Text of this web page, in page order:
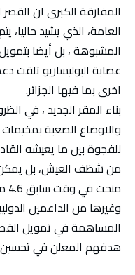
المفارقة الكبرى ان
العامة، الذي يشيد
المشبوهة ، بل أيضا
عصابة البوليساريو تلقت
اخرى بما فيها الجزائر.
بناء المقر الجديد ، في
والاوضاع الصعبة
للفجوة بين ما يعيشه
من شظف العيش، بل يمكن
وغيرها من الداعمين
المساهمة في تمويل
هدفهم المعلن في